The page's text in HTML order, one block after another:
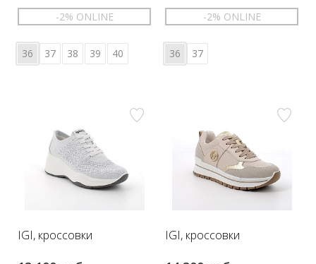
-2% ONLINE
36 37 38 39 40
-2% ONLINE
36 37
IGI, кроссовки IGI, кроссовки